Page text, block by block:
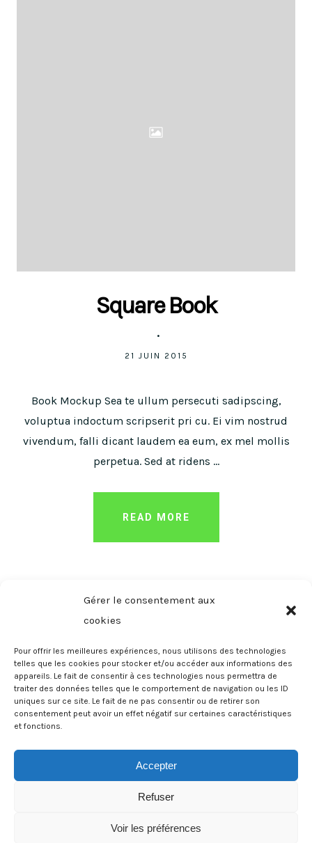
Gérer le consentement aux
cookies
Pour offrir les meilleures expériences, nous utilisons des technologies
telles que les cookies pour stocker et/ou accéder aux informations des
appareils. Le fait de consentir à ces technologies nous permettra de
traiter des données telles que le comportement de navigation ou les ID
uniques sur ce site. Le fait de ne pas consentir ou de retirer son
consentement peut avoir un effet négatif sur certaines caractéristiques
et fonctions.
Accepter
Refuser
Voir les préférences
Square Book
21 JUIN 2015
Book Mockup Sea te ullum persecuti sadipscing,
voluptua indoctum scripserit pri cu. Ei vim nostrud
vivendum, falli dicant laudem ea eum, ex mel mollis
perpetua. Sed at ridens ...
READ MORE
Pagination
des
publications
Politique de